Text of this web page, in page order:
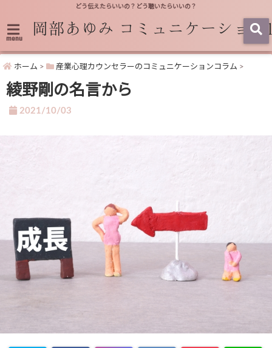
どう伝えたらいいの？どう聴いたらいいの？
menu
ホーム > 産業心理カウンセラーのコミュニケーションコラム >
綾野剛の名言から
2021/10/03